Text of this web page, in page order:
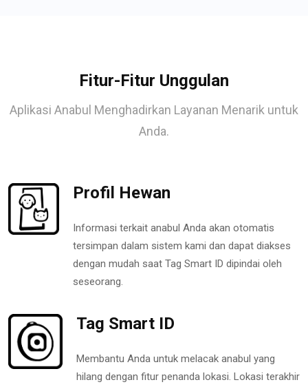
Fitur-Fitur Unggulan
Aplikasi Anabul Menghadirkan Layanan Menarik untuk
Anda.
Profil Hewan
Informasi terkait anabul Anda akan otomatis
tersimpan dalam sistem kami dan dapat diakses
dengan mudah saat Tag Smart ID dipindai oleh
seseorang.
Tag Smart ID
Membantu Anda untuk melacak anabul yang
hilang dengan fitur penanda lokasi. Lokasi terakhir